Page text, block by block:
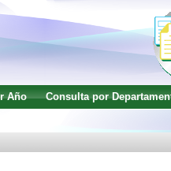
Año
Consulta por